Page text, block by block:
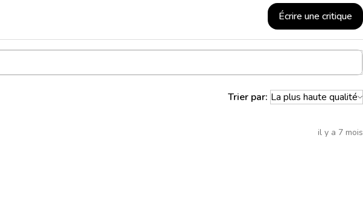
Écrire une critique
Trier par:
il y a 7 mois